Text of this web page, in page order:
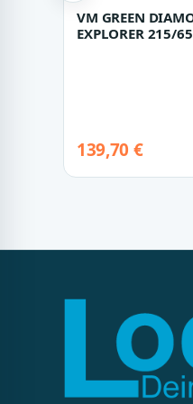
VM GREEN
EXPLORER 215/
139,70 €